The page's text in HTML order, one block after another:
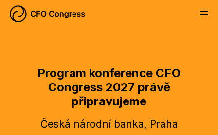
Kontakt
Napsali o nás
Registrace
EN
Program konference CFO
Congress 2027 právě
připravujeme
Česká národní banka, Praha